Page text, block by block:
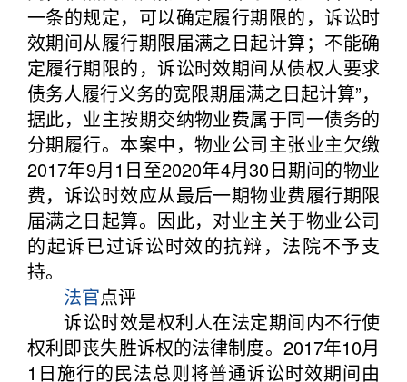
一条的规定，可以确定履行期限的，诉讼时
效期间从履行期限届满之日起计算；不能确
定履行期限的，诉讼时效期间从债权人要求
债务人履行义务的宽限期届满之日起计算”，
据此，业主按期交纳物业费属于同一债务的
分期履行。本案中，物业公司主张业主欠缴
2017年9月1日至2020年4月30日期间的物业
费，诉讼时效应从最后一期物业费履行期限
届满之日起算。因此，对业主关于物业公司
的起诉已过诉讼时效的抗辩，法院不予支
持。
法官点评
诉讼时效是权利人在法定期间内不行使
权利即丧失胜诉权的法律制度。2017年10月
1日施行的民法总则将普通诉讼时效期间由